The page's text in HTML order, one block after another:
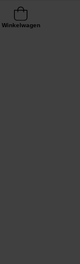
Winkelwagen